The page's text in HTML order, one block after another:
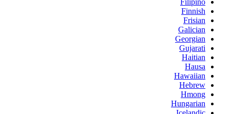
Filipino
Finnish
Frisian
Galician
Georgian
Gujarati
Haitian
Hausa
Hawaiian
Hebrew
Hmong
Hungarian